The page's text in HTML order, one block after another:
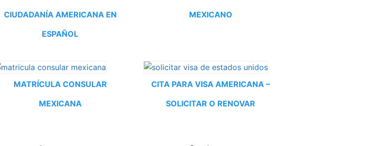
CIUDADANÍA AMERICANA EN
ESPAÑOL
MEXICANO
MATRÍCULA CONSULAR
MEXICANA
CITA PARA VISA AMERICANA –
SOLICITAR O RENOVAR